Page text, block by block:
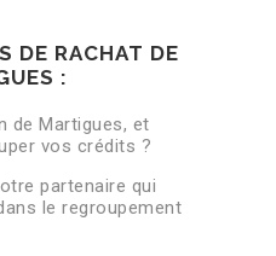
DE RACHAT DE
:
de Martigues, et
vos crédits ?
partenaire qui
le regroupement